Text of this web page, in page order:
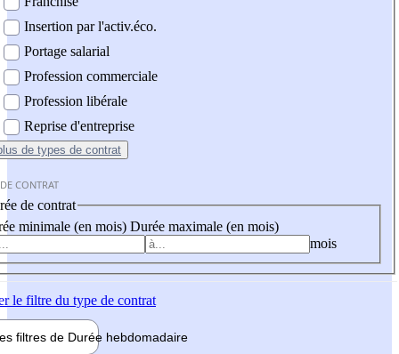
Insertion par l'activ.éco.
Portage salarial
Profession commerciale
Profession libérale
Reprise d'entreprise
de types de contrat
CONTRAT
de contrat
minimale (en mois) Durée maximale (en mois)
mois
le filtre du type de contrat
filtres de Durée hebdomadaire